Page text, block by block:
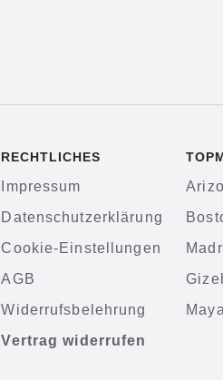
RECHTLICHES
Impressum
Datenschutzerklärung
Cookie-Einstellungen
AGB
Widerrufsbelehrung
Vertrag widerrufen